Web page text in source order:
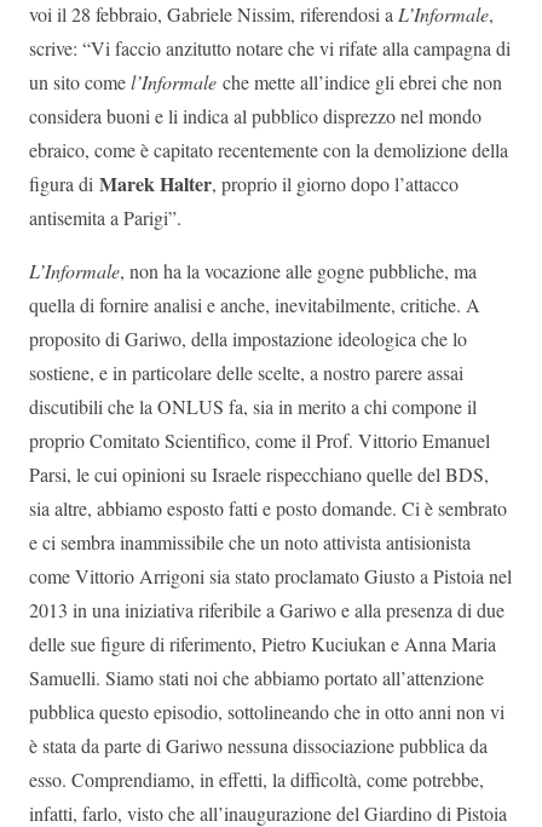
voi il 28 febbraio, Gabriele Nissim, riferendosi aL’Informale,
scrive: “Vi faccio anzitutto notare che vi rifate alla campagna di
un sito comel’Informale che mette all’indice gli ebrei che non
considera buoni e li indica al pubblico disprezzo nel mondo
ebraico, come è capitato recentemente con la demolizione della
figura di Marek Halter, proprio il giorno dopo l’attacco
antisemita a Parigi”.
L’Informale, non ha la vocazione alle gogne pubbliche, ma
quella di fornire analisi e anche, inevitabilmente, critiche. A
proposito di Gariwo, della impostazione ideologica che lo
sostiene, e in particolare delle scelte, a nostro parere assai
discutibili che la ONLUS fa, sia in merito a chi compone il
proprio Comitato Scientifico, come il Prof. Vittorio Emanuel
Parsi, le cui opinioni su Israele rispecchiano quelle del BDS,
sia altre, abbiamo esposto fatti e posto domande. Ci è sembrato
e ci sembra inammissibile che un noto attivista antisionista
come Vittorio Arrigoni sia stato proclamato Giusto a Pistoia nel
2013 in una iniziativa riferibile a Gariwo e alla presenza di due
delle sue figure di riferimento, Pietro Kuciukan e Anna Maria
Samuelli. Siamo stati noi che abbiamo portato all’attenzione
pubblica questo episodio, sottolineando che in otto anni non vi
è stata da parte di Gariwo nessuna dissociazione pubblica da
esso. Comprendiamo, in effetti, la difficoltà, come potrebbe,
infatti, farlo, visto che all’inaugurazione del Giardino di Pistoia